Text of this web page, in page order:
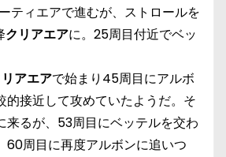
ティエアで進むが、ストロールを
クリアエアに。25周目付近でベッ
アエアで始まり45周目にアルボ
的接近して攻めていたようだ。そ
来るが、53周目にベッテルを交わ
60周目に再度アルボンに追いつ